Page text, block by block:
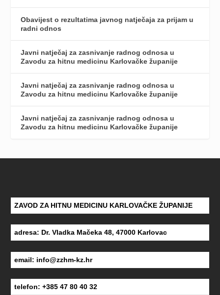
Obavijest o rezultatima javnog natječaja za prijam u
radni odnos
Javni natječaj za zasnivanje radnog odnosa u
Zavodu za hitnu medicinu Karlovačke županije
Javni natječaj za zasnivanje radnog odnosa u
Zavodu za hitnu medicinu Karlovačke županije
Javni natječaj za zasnivanje radnog odnosa u
Zavodu za hitnu medicinu Karlovačke županije
ZAVOD ZA HITNU MEDICINU KARLOVAČKE ŽUPANIJE
adresa: Dr. Vladka Mačeka 48, 47000 Karlovac
email: info@zzhm-kz.hr
telefon: +385 47 80 40 32